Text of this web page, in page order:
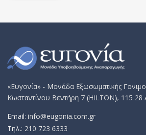
«Ευγονία» - Μονάδα Εξωσωματικής
Κωσταντίνου Βεντήρη 7 (HILTON), 115 28
Email: info@eugonia.com.gr
Τηλ.: 210 723 6333